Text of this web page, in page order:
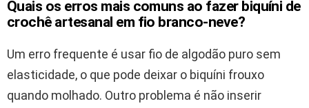
Quais os erros mais comuns ao fazer biquíni de
crochê artesanal em fio branco-neve?
Um erro frequente é usar fio de algodão puro sem
elasticidade, o que pode deixar o biquíni frouxo
quando molhado. Outro problema é não inserir